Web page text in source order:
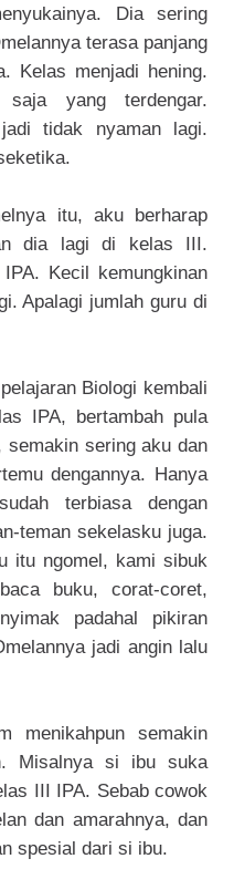
Dia sering
terasa panjang
Kelas menjadi hening.
saja yang terdengar.
tidak nyaman lagi.
itu, aku berharap
dia lagi di kelas III.
Kecil kemungkinan
Apalagi jumlah guru di
Biologi kembali
IPA, bertambah pula
semakin sering aku dan
dengannya. Hanya
terbiasa dengan
teman sekelasku juga.
itu ngomel, kami sibuk
buku, corat-coret,
padahal pikiran
jadi angin lalu
menikahpun semakin
Misalnya si ibu suka
III IPA. Sebab cowok
dan amarahnya, dan
spesial dari si ibu.